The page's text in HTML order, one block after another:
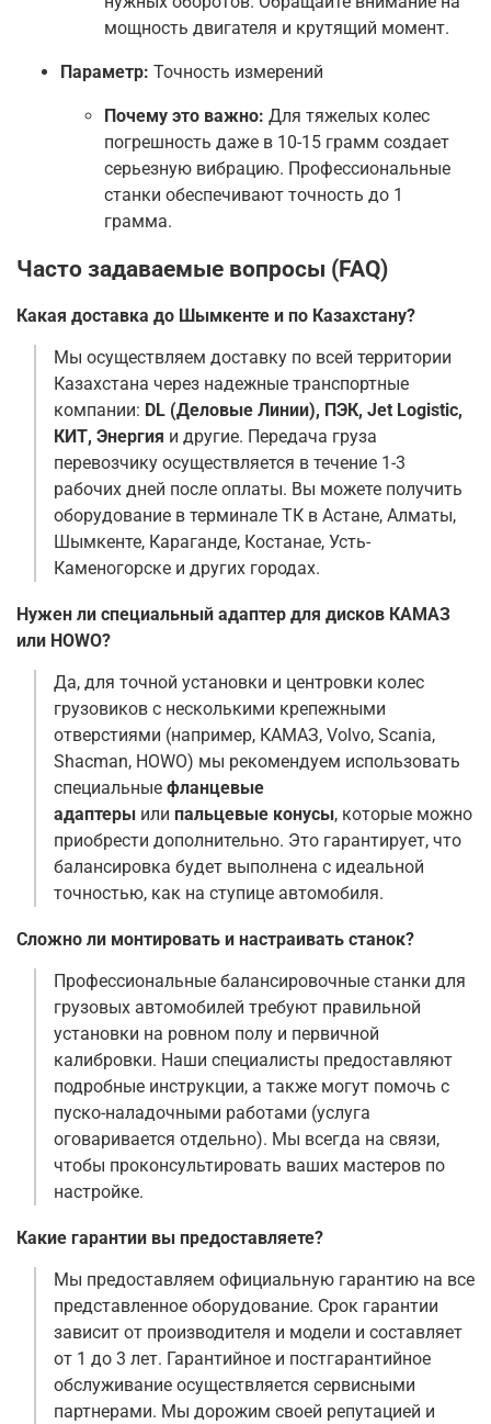
мощность двигателя и крутящий момент.
Параметр: Точность измерений
Почему это важно: Для тяжелых колес
погрешность даже в 10-15 грамм создает
серьезную вибрацию. Профессиональные
станки обеспечивают точность до 1
грамма.
Часто задаваемые вопросы (FAQ)
Какая доставка до Шымкенте и по Казахстану?
Мы осуществляем доставку по всей территории
Казахстана через надежные транспортные
компании: DL (Деловые Линии), ПЭК, Jet Logistic,
КИТ, Энергия и другие. Передача груза
перевозчику осуществляется в течение 1-3
рабочих дней после оплаты. Вы можете получить
оборудование в терминале ТК в Астане, Алматы,
Шымкенте, Караганде, Костанае, Усть-
Каменогорске и других городах.
Нужен ли специальный адаптер для дисков КАМАЗ
или HOWO?
Да, для точной установки и центровки колес
грузовиков с несколькими крепежными
отверстиями (например, КАМАЗ, Volvo, Scania,
Shacman, HOWO) мы рекомендуем использовать
специальные фланцевые
адаптеры или пальцевые конусы, которые можно
приобрести дополнительно. Это гарантирует, что
балансировка будет выполнена с идеальной
точностью, как на ступице автомобиля.
Сложно ли монтировать и настраивать станок?
Профессиональные балансировочные станки для
грузовых автомобилей требуют правильной
установки на ровном полу и первичной
калибровки. Наши специалисты предоставляют
подробные инструкции, а также могут помочь с
пуско-наладочными работами (услуга
оговаривается отдельно). Мы всегда на связи,
чтобы проконсультировать ваших мастеров по
настройке.
Какие гарантии вы предоставляете?
Мы предоставляем официальную гарантию на все
представленное оборудование. Срок гарантии
зависит от производителя и модели и составляет
от 1 до 3 лет. Гарантийное и постгарантийное
обслуживание осуществляется сервисными
партнерами. Мы дорожим своей репутацией и